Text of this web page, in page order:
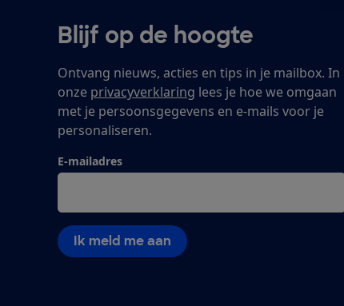
Blijf op de hoogte
Ontvang nieuws, acties en tips in je mailbox. In
onze privacyverklaring lees je hoe we omgaan
met je persoonsgegevens en e-mails voor je
personaliseren.
E-mailadres
Ik meld me aan